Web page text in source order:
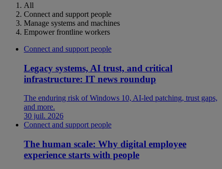
All
Connect and support people
Manage systems and machines
Empower frontline workers
Connect and support people
Legacy systems, AI trust, and critical
infrastructure: IT news roundup
The enduring risk of Windows 10, AI-led patching, trust gaps,
and more.
30 juil. 2026
Connect and support people
The human scale: Why digital employee
experience starts with people